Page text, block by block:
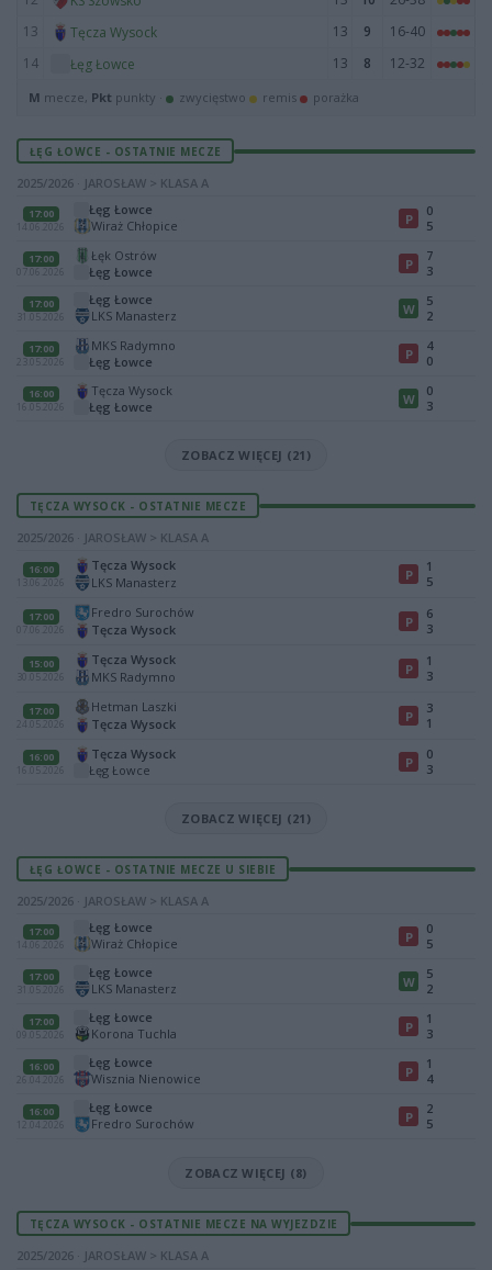
13
Tęcza Wysock 13 9
16-40
14
Łęg Łowce 13 8 12-32
M mecze, Pkt punkty · zwycięstwo remis porażka
ŁĘG ŁOWCE - OSTATNIE MECZE
2025/2026 · JAROSŁAW > KLASA A
17:00
14.06.2026
Łęg Łowce
Wiraż Chłopice
P
0
5
17:00
07.06.2026
Łęk Ostrów
Łęg Łowce
P
7
3
17:00
31.05.2026
Łęg Łowce
LKS Manasterz
W
5
2
17:00
23.05.2026
MKS Radymno
Łęg Łowce
P
4
0
16:00
16.05.2026
Tęcza Wysock
Łęg Łowce
W
0
3
ZOBACZ WIĘCEJ (21)
TĘCZA WYSOCK - OSTATNIE MECZE
2025/2026 · JAROSŁAW > KLASA A
16:00
13.06.2026
Tęcza Wysock
LKS Manasterz
P
1
5
17:00
07.06.2026
Fredro Surochów
Tęcza Wysock
P
6
3
15:00
30.05.2026
Tęcza Wysock
MKS Radymno
P
1
3
17:00
24.05.2026
Hetman Laszki
Tęcza Wysock
P
3
1
16:00
16.05.2026
Tęcza Wysock
Łęg Łowce
P
0
3
ZOBACZ WIĘCEJ (21)
ŁĘG ŁOWCE - OSTATNIE MECZE U SIEBIE
2025/2026 · JAROSŁAW > KLASA A
17:00
14.06.2026
Łęg Łowce
Wiraż Chłopice
P
0
5
17:00
31.05.2026
Łęg Łowce
LKS Manasterz
W
5
2
17:00
09.05.2026
Łęg Łowce
Korona Tuchla
P
1
3
16:00
26.04.2026
Łęg Łowce
Wisznia Nienowice
P
1
4
16:00
12.04.2026
Łęg Łowce
Fredro Surochów
P
2
5
ZOBACZ WIĘCEJ (8)
TĘCZA WYSOCK - OSTATNIE MECZE NA WYJEZDZIE
2025/2026 · JAROSŁAW > KLASA A